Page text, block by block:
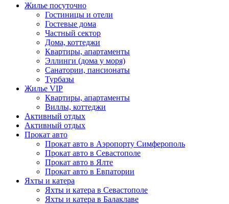
Жилье посуточно
Гостиницы и отели
Гостевые дома
Частный сектор
Дома, коттеджи
Квартиры, апартаменты
Эллинги (дома у моря)
Санатории, пансионаты
Турбазы
Жилье VIP
Квартиры, апартаменты
Виллы, коттеджи
Активный отдых
Активный отдых
Прокат авто
Прокат авто в Аэропорту Симферополь
Прокат авто в Севастополе
Прокат авто в Ялте
Прокат авто в Евпатории
Яхты и катера
Яхты и катера в Севастополе
Яхты и катера в Балаклаве